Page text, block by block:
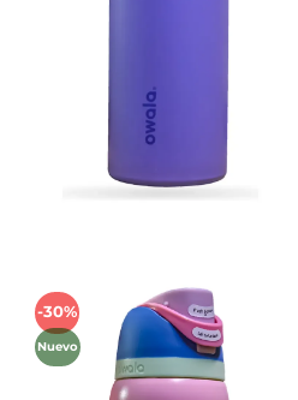
-30%
Nuevo
Añadir
lista de
deseos